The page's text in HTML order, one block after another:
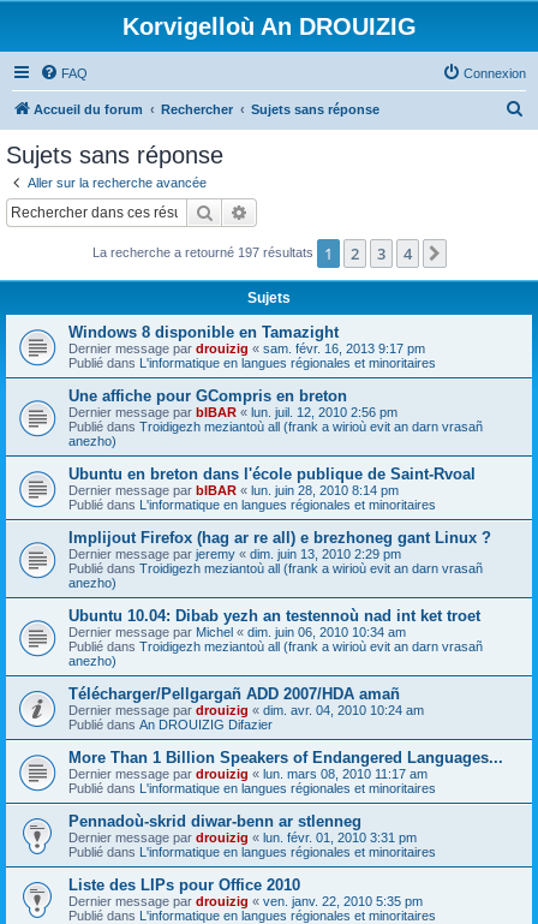
Korvigelloù An DROUIZIG
FAQ Connexion
Accueil du forum Rechercher Sujets sans réponse
c
Sujets sans réponse
Aller sur la recherche avancée
Rechercher
La recherche a retourné 197 résultats 1 2 3 4
Sujets
Windows 8 disponible en Tamazight
Dernier message par drouizig « sam. févr. 16, 2013 9:17 pm
Publié dans L'informatique en langues régionales et minoritaires
Une affiche pour GCompris en breton
Dernier message par bIBAR « lun. juil. 12, 2010 2:56 pm
Publié dans Troidigezh meziantoù all (frank a wirioù evit an darn vrasañ
anezho)
Ubuntu en breton dans l'école publique de Saint-Rvoal
Dernier message par bIBAR « lun. juin 28, 2010 8:14 pm
Publié dans L'informatique en langues régionales et minoritaires
Implijout Firefox (hag ar re all) e brezhoneg gant Linux ?
Dernier message par jeremy « dim. juin 13, 2010 2:29 pm
Publié dans Troidigezh meziantoù all (frank a wirioù evit an darn vrasañ
anezho)
Ubuntu 10.04: Dibab yezh an testennoù nad int ket troet
Dernier message par Michel « dim. juin 06, 2010 10:34 am
Publié dans Troidigezh meziantoù all (frank a wirioù evit an darn vrasañ
anezho)
Télécharger/Pellgargañ ADD 2007/HDA amañ
Dernier message par drouizig « dim. avr. 04, 2010 10:24 am
Publié dans An DROUIZIG Difazier
More Than 1 Billion Speakers of Endangered Languages...
Dernier message par drouizig « lun. mars 08, 2010 11:17 am
Publié dans L'informatique en langues régionales et minoritaires
Pennadoù-skrid diwar-benn ar stlenneg
Dernier message par drouizig « lun. févr. 01, 2010 3:31 pm
Publié dans L'informatique en langues régionales et minoritaires
Liste des LIPs pour Office 2010
Dernier message par drouizig « ven. janv. 22, 2010 5:35 pm
Publié dans L'informatique en langues régionales et minoritaires